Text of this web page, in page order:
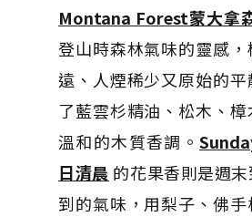
Montana Forest蒙大拿
登山時森林氣味的靈感
遠、人煙稀少又原始的
了藍雲杉精油、松木、
溫和的木質香調。
日清晨 的花果香則是週
到的氣味，用梨子、佛